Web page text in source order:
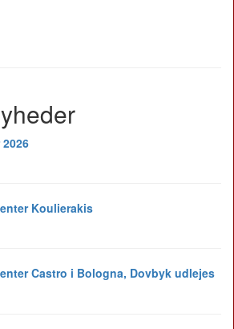
Koulierakis
Castro i Bologna, Dovbyk udlejes